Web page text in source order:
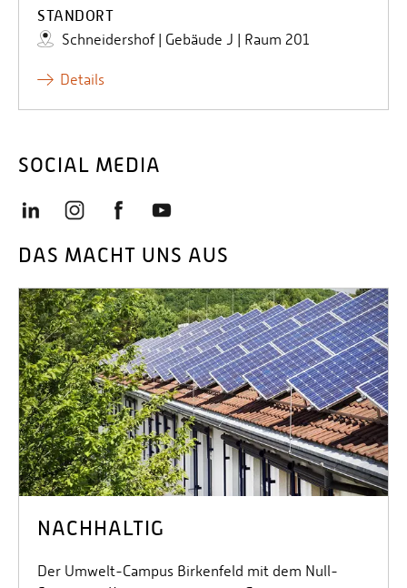
STANDORT
Schneidershof | Gebäude J | Raum 201
Details
SOCIAL MEDIA
DAS MACHT UNS AUS
NACHHALTIG
Der Umwelt-Campus Birkenfeld mit dem Null-